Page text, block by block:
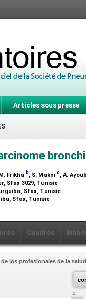
Articles sous presse
Frikha b, S. Makni c, A.
Sfax 3029, Tunisie
Sfax, Tunisie
Sfax, Tunisie
Cuadros
los profesionales de la